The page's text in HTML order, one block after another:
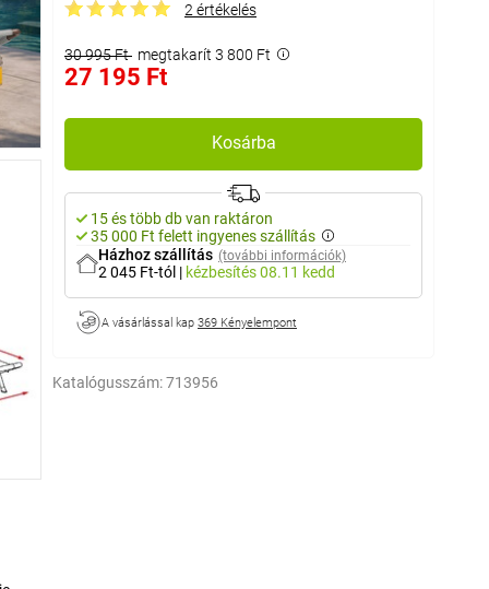
2 értékelés
30 995 Ft megtakarít 3 800 Ft
27 195 Ft
Kosárba
15 és több db van raktáron
35 000 Ft felett ingyenes szállítás
Házhoz szállítás (további információk)
2 045 Ft-tól | kézbesítés08.11 kedd
A vásárlással kap 369 Kényelempont
Katalógusszám:713956